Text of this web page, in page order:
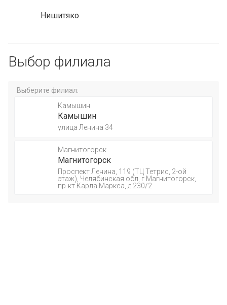
Нишитяко
Выбор филиала
Выберите филиал:
Камышин
Камышин
улица Ленина 34
Магнитогорск
Магнитогорск
Проспект Ленина, 119 (ТЦ Тетрис, 2-ой
этаж), Челябинская обл, г Магнитогорск,
пр-кт Карла Маркса, д 230/2